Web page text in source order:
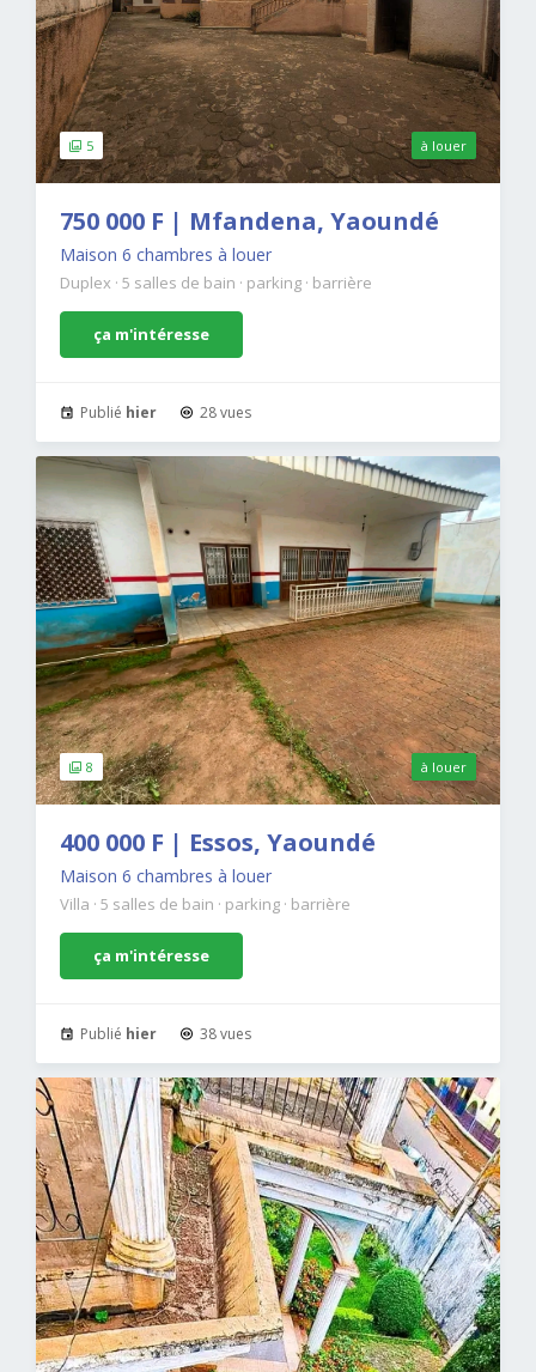
5 à louer
750 000 F | Mfandena, Yaoundé
Maison 6 chambres à louer
Duplex · 5 salles de bain · parking · barrière
ça m'intéresse
Publié hier 28 vues
8 à louer
400 000 F | Essos, Yaoundé
Maison 6 chambres à louer
Villa · 5 salles de bain · parking · barrière
ça m'intéresse
Publié hier 38 vues